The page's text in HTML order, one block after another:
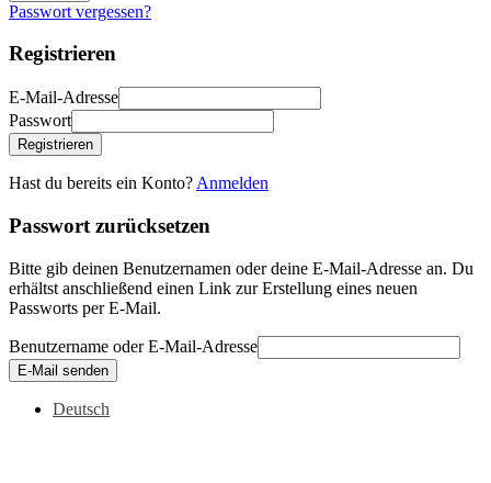
Passwort vergessen?
Registrieren
E-Mail-Adresse
Passwort
Registrieren
Hast du bereits ein Konto? Anmelden
Passwort zurücksetzen
Bitte gib deinen Benutzernamen oder deine E-Mail-Adresse an. Du
erhältst anschließend einen Link zur Erstellung eines neuen
Passworts per E-Mail.
Benutzername oder E-Mail-Adresse
E-Mail senden
Deutsch